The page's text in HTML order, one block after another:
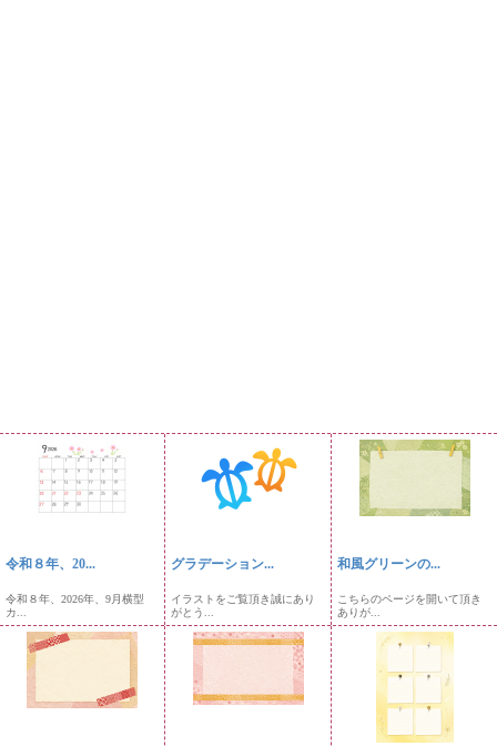
令和８年、20...
令和８年、2026年、9月横型
カ...
グラデーション...
イラストをご覧頂き誠にあり
がとう...
和風グリーンの...
こちらのページを開いて頂き
ありが...